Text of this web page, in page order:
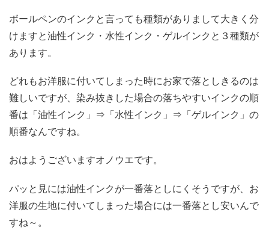
ボールペンのインクと言っても種類がありまして大きく分
けますと油性インク・水性インク・ゲルインクと３種類が
あります。
どれもお洋服に付いてしまった時にお家で落としきるのは
難しいですが、染み抜きした場合の落ちやすいインクの順
番は「油性インク」⇒「水性インク」⇒「ゲルインク」の
順番なんですね。
おはようございますオノウエです。
パッと見には油性インクが一番落としにくそうですが、お
洋服の生地に付いてしまった場合には一番落とし安いんで
すね～。